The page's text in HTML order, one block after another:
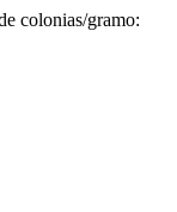
colonias/gramo: